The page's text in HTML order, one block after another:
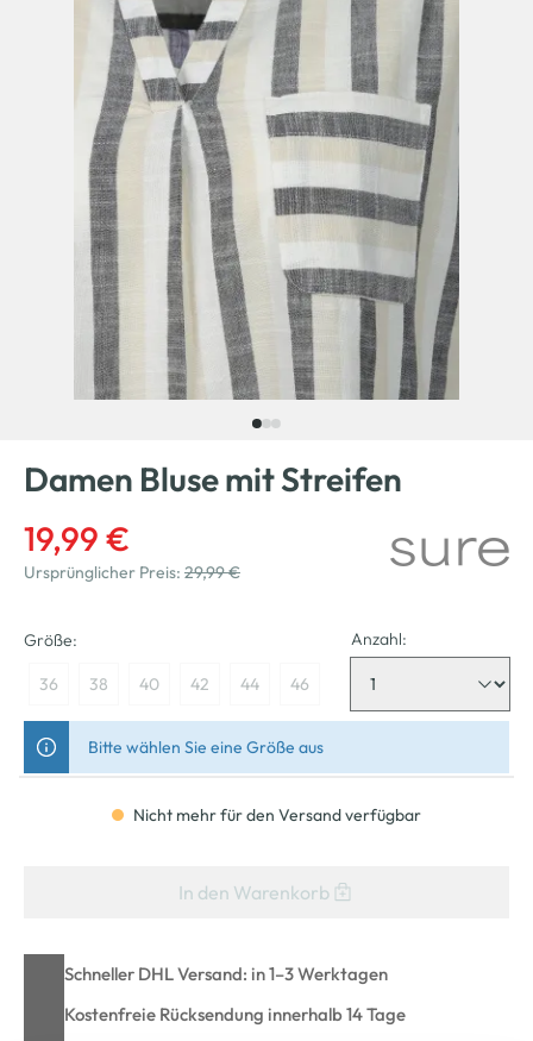
Damen Bluse mit Streifen
19,99 €
Ursprünglicher Preis: 29,99 €
Größe:
36 38 40 42 44 46
Anzahl:
Bitte wählen Sie eine Größe aus
Nicht mehr für den Versand verfügbar
In den Warenkorb
Schneller DHL Versand: in 1–3 Werktagen
Kostenfreie Rücksendung innerhalb 14 Tage